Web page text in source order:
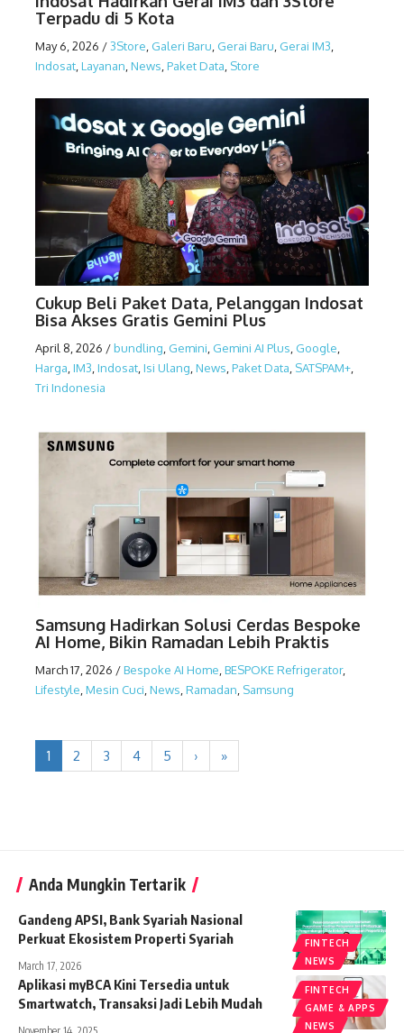
Terpadu di 5 Kota
May 6, 2026 /3Store Galeri Baru Gerai Baru Gerai IM3
Indosat Layanan News Paket Data Store
Cukup Beli Paket Data, Pelanggan Indosat
Bisa Akses Gratis Gemini Plus
April 8, 2026 /bundling Gemini Gemini AI Plus Google
Harga IM3 Indosat Isi Ulang News Paket Data SATSPAM+
Tri Indonesia
Samsung Hadirkan Solusi Cerdas Bespoke
AI Home, Bikin Ramadan Lebih Praktis
March 17, 2026 /Bespoke AI Home BESPOKE Refrigerator,
Lifestyle Mesin Cuci News Ramadan Samsung
1 2 3 4 5 › »
Anda Mungkin Tertarik
FINTECH
NEWS
Gandeng APSI, Bank Syariah Nasional
Perkuat Ekosistem Properti Syariah
March 17, 2026
FINTECH
GAME & APPS
NEWS
Aplikasi myBCA Kini Tersedia untuk
Smartwatch, Transaksi Jadi Lebih Mudah